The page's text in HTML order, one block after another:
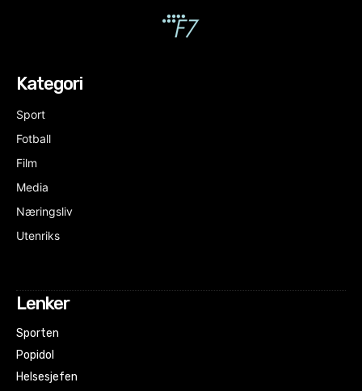
Kategori
Sport
Fotball
Film
Media
Næringsliv
Utenriks
Lenker
Sporten
Popidol
Helsesjefen